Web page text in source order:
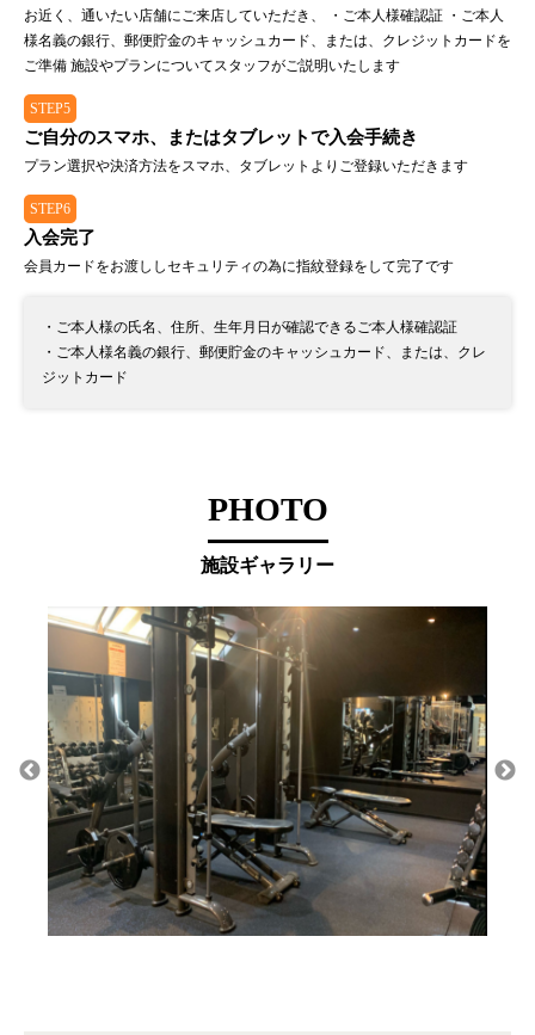
お近く、通いたい店舗にご来店していただき、 ・ご本人様確認証 ・ご本人
様名義の銀行、郵便貯金のキャッシュカード、または、クレジットカードを
ご準備 施設やプランについてスタッフがご説明いたします
STEP5
ご自分のスマホ、またはタブレットで入会手続き
プラン選択や決済方法をスマホ、タブレットよりご登録いただきます
STEP6
入会完了
会員カードをお渡ししセキュリティの為に指紋登録をして完了です
・ご本人様の氏名、住所、生年月日が確認できるご本人様確認証
・ご本人様名義の銀行、郵便貯金のキャッシュカード、または、クレ
ジットカード
PHOTO
施設ギャラリー